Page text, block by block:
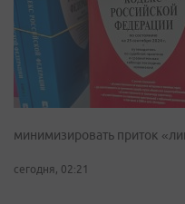
минимизировать приток
сегодня, 02:21